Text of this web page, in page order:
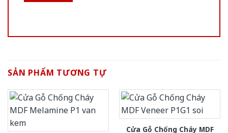
SẢN PHẨM TƯƠNG TỰ
Cửa Gỗ Chống Cháy MDF